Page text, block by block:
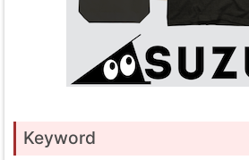
Keyword